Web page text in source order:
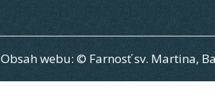
Obsah webu: © Farnosť sv. Martina,